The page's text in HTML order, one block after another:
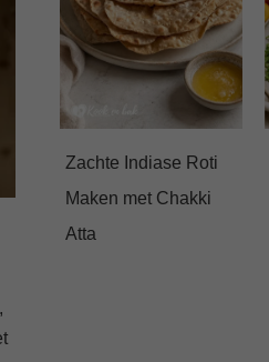
Zachte Indiase Roti
Maken met Chakki
Atta